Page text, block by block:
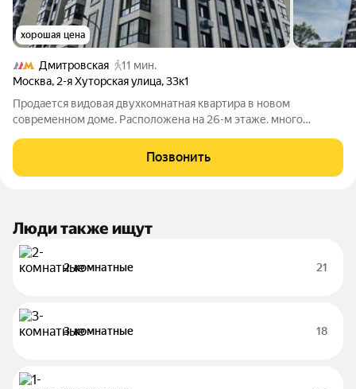
хорошая цена
Дмитровская
11 мин.
Москва, 2-я Хуторская улица,33к1
Продается видовая двухкомнатная квартира в новом
современном доме. Расположена на 26-м этаже. много
минут пешком, до метро "Петровский парк" 25 минут пешком,
что делает это место идеальным
Позвонить
Люди также ищут
2-комнатные 21
3-комнатные 18